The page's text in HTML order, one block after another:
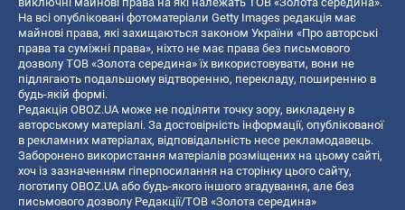
На всі опубліковані фотоматеріали Getty Images редакція має
майнові права, які захищаються законом України «Про авторські
права та суміжні права», ніхто не має права без письмового
дозволу ТОВ «Золота середина» їх використовувати, вони не
підлягають подальшому відтворенню, перекладу, поширенню в
будь-якій формі.
Редакція OBOZ.UA може не поділяти точку зору, викладену в
авторському матеріалі. За достовірність інформації, опублікованої
в рекламних матеріалах, відповідальність несе рекламодавець.
Заборонено використання матеріалів розміщених на цьому сайті,
хоч із зазначенням гіперпосилання на сторінку цього сайту,
логотипу OBOZ.UA або будь-якого іншого згадування, але без
письмового дозволу Редакції/ТОВ «Золота середина»